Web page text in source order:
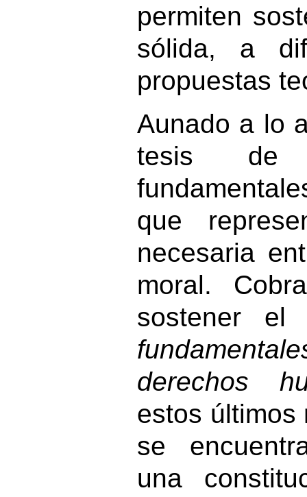
permiten
sólida, a
propuestas
Aunado a lo
tesis de
que
necesaria
moral.
sostener
derechos
estos últimos
se
una